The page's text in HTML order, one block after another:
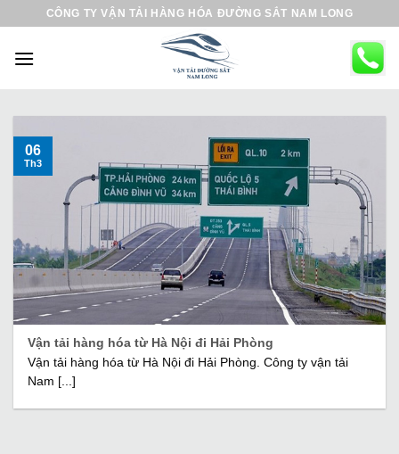
CÔNG TY VẬN TẢI HÀNG HÓA ĐƯỜNG SẮT NAM LONG
Vận tải hàng hóa từ Hà Nội đi Hải Phòng
Vận tải hàng hóa từ Hà Nội đi Hải Phòng. Công ty vận tải
Nam [...]
06
Th3